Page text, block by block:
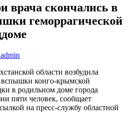
врача скончались в
геморрагической
области возбудила
вспышки конго-крымской
в родильном доме города
пяти человек, сообщает
на пресс-службу областной